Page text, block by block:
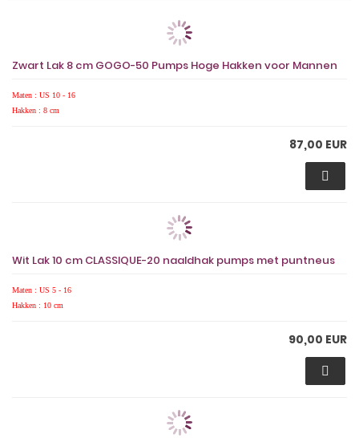
Zwart Lak 8 cm GOGO-50 Pumps Hoge Hakken voor Mannen
Maten : US 10 - 16
Hakken : 8 cm
87,00 EUR
Wit Lak 10 cm CLASSIQUE-20 naaldhak pumps met puntneus
Maten : US 5 - 16
Hakken : 10 cm
90,00 EUR